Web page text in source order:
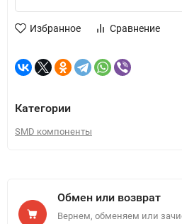
Избранное Сравнение
Категории
SMD компоненты
Обмен или возврат
Вернем, обменяем или